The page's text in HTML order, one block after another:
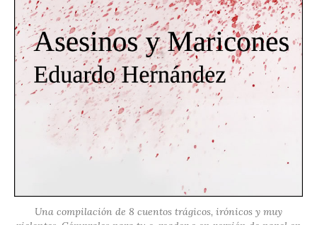
Una compilación de 8 cuentos trágicos, irónicos y muy